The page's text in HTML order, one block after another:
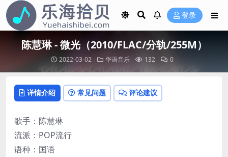
登录
陈慧琳 - 微光（2010/FLAC/分轨/255M）
2022-03-02 华语音乐 132 0
详情介绍 常见问题 评论建议
歌手：陈慧琳
流派：POP流行
语种：国语